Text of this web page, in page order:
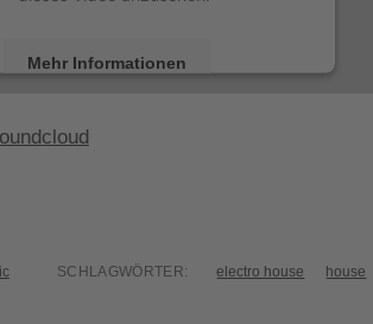
Mehr Informationen
SCHLAGWÖRTER: electro house house